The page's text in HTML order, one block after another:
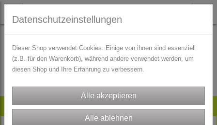
Artikelsuche
Es wurden leider keine Produkte gefunden.
Datenschutzeinstellungen
Dieser Shop verwendet Cookies. Einige von ihnen sind essenziell
(z.B. für den Warenkorb), während andere verwendet werden, um
diesen Shop und Ihre Erfahrung zu verbessern.